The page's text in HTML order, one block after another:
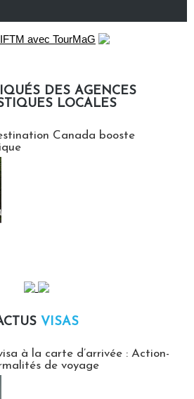
DES AGENCES
LOCALES
Canada booste
VISAS
à la carte d’arrivée : Action-
de voyage